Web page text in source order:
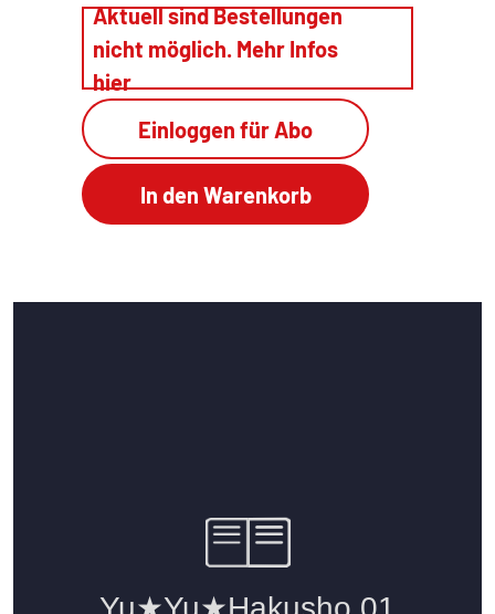
Aktuell sind Bestellungen
nicht möglich. Mehr Infos
hier
Einloggen für Abo